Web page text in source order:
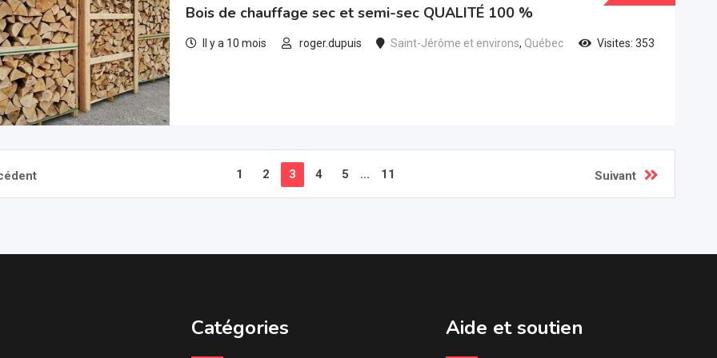
Bois de chauffage sec et semi-sec QUALITÉ 100 %
Il y a 10 mois roger.dupuis Saint-Jérôme et environs, Québec Visites: 353
1 2 3 4 5 ... 11 Suivant
Catégories Aide et soutien